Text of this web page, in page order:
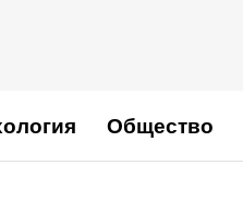
Общество